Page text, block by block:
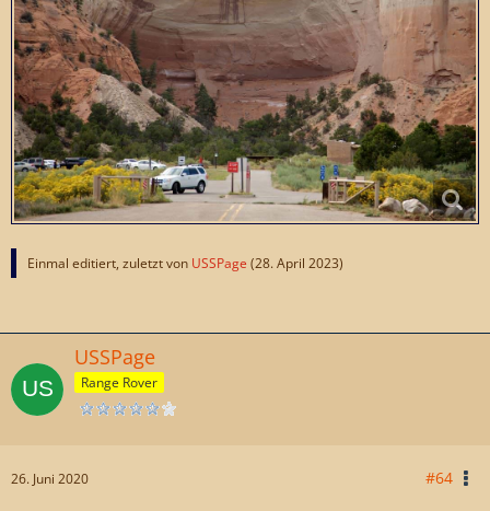
Einmal editiert, zuletzt von USSPage (28. April 2023)
USSPage
Range Rover
26. Juni 2020 #64